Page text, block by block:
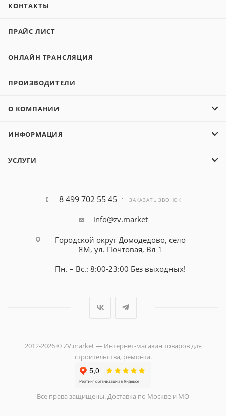
КОНТАКТЫ
ПРАЙС ЛИСТ
ОНЛАЙН ТРАНСЛЯЦИЯ
ПРОИЗВОДИТЕЛИ
О КОМПАНИИ
ИНФОРМАЦИЯ
УСЛУГИ
8 499 702 55 45 ЗАКАЗАТЬ ЗВОНОК
info@zv.market
Городской округ Домодедово, село
ЯМ, ул. Почтовая, Вл 1
Пн. – Вс.: 8:00-23:00 Без выходных!
2012-2026 © ZV.market — Интернет-магазин товаров для
строительства, ремонта.
Все права защищены. Доставка по Москве и МО